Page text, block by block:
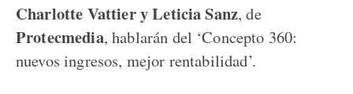
Charlotte Vattier y Leticia Sanz, de
Protecmedia, hablarán del ‘Concepto 360:
nuevos ingresos, mejor rentabilidad’.